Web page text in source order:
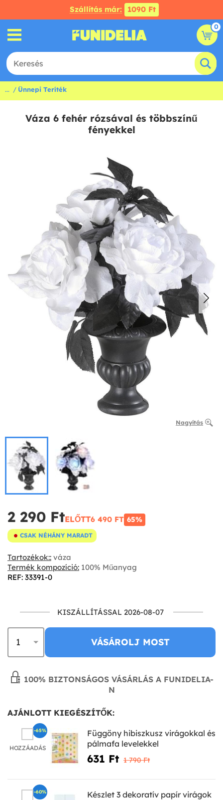
Szállítás már: 1090 Ft
0
... Ünnepi Teríték
Váza 6 fehér rózsával és többszínű
fényekkel
Nagyítás
2 290 Ft‎ELŐTT6 490 FT‎ 65%
CSAK NÉHÁNY MARADT
Tartozékok:: váza
Termék kompozíció: 100% Műanyag
REF: 33391-0
KISZÁLLÍTÁSSAL 2026-08-07
VÁSÁROLJ MOST
100% BIZTONSÁGOS VÁSÁRLÁS A FUNIDELIA-
N
AJÁNLOTT KIEGÉSZÍTŐK:
HOZZÁADÁS
Függöny hibiszkusz virágokkal és
pálmafa levelekkel
631 Ft‎ 1 790 Ft‎
-65%
Készlet 3 dekoratív papír virágok
-60%